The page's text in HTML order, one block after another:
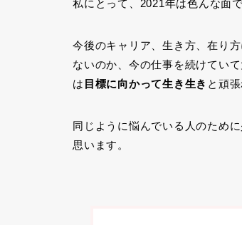
私にとって、2021年は色んな面で
今後のキャリア、生き方、在り
ないのか、今の仕事を続けてい
は 目標に向かって生き生き と頑
同じように悩んでいる人のため
思います。